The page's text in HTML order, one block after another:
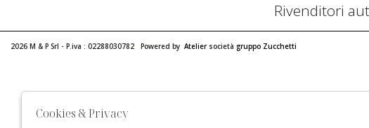
Rivenditori
2026 M & P Srl - P.iva : 02288030782 Powered by Atelier società gruppo Zucchetti
Cookies & Privacy